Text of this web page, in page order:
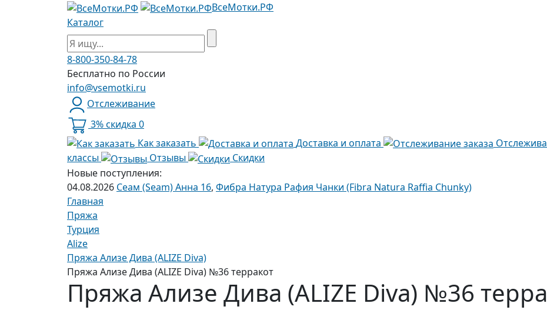
ВсеМотки.РФ
Каталог
8-800-350-84-78
Бесплатно по России
info@vsemotki.ru
Отслеживание
3% скидка 0
Как заказать
Доставка и оплата
классы
Отзывы
Скидки
Новые поступления:
04.08.2026 Сеам (Seam) Анна 16, Фибра Натура Рафия Чанки (Fibra Natura Raffia Chunky)
Главная
Пряжа
Турция
Alize
Пряжа Ализе Дива (ALIZE Diva)
Пряжа Ализе Дива (ALIZE Diva) №36 терракот
Пряжа Ализе Дива (ALIZE Diva) №36